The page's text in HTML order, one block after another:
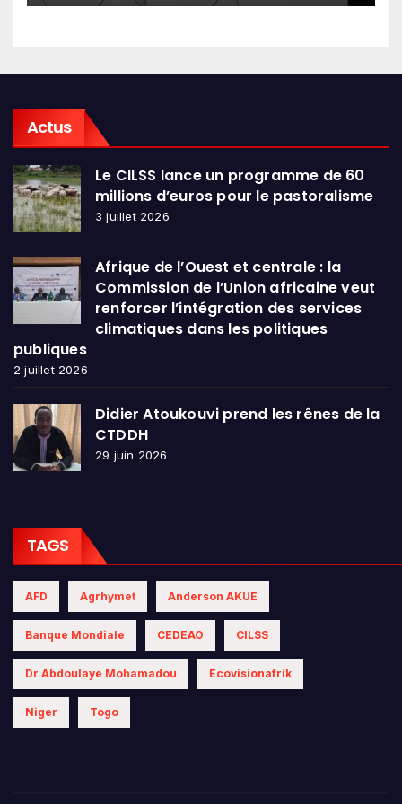
Actus
Le CILSS lance un programme de 60
millions d’euros pour le pastoralisme
3 juillet 2026
Afrique de l’Ouest et centrale : la
Commission de l’Union africaine veut
renforcer l’intégration des services
climatiques dans les politiques
publiques
2 juillet 2026
Didier Atoukouvi prend les rênes de la
CTDDH
29 juin 2026
TAGS
AFD Agrhymet Anderson AKUE
Banque Mondiale CEDEAO CILSS
Dr Abdoulaye Mohamadou Ecovisionafrik
Niger Togo